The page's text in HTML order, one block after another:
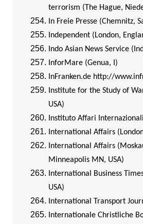
terrorism (The Hague,
In Freie Presse (Chemnitz,
Independent (London,
Indo Asian News Service
InforMare (Genua, I)
InFranken.de http://
Institute for the Study of
USA)
Instituto Affari
International Affairs
International Affairs
Minneapolis MN, USA)
International Business
USA)
International Transport
Internationale Christliche